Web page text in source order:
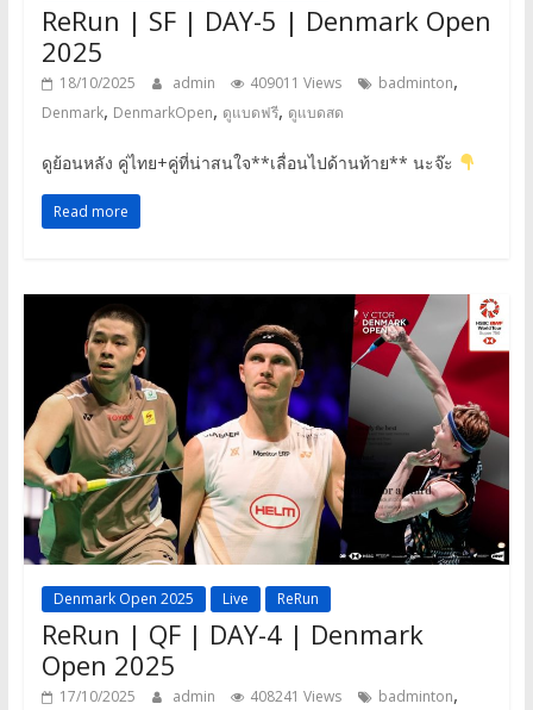
ReRun | SF | DAY-5 | Denmark Open
2025
18/10/2025 admin 409011 Views badminton,
Denmark, DenmarkOpen, ดูแบดฟรี, ดูแบดสด
ดูย้อนหลัง คู่ไทย+คู่ที่น่าสนใจ**เลื่อนไปด้านท้าย** นะจ๊ะ
Read more
Denmark Open 2025 Live ReRun
ReRun | QF | DAY-4 | Denmark
Open 2025
17/10/2025 admin 408241 Views badminton,